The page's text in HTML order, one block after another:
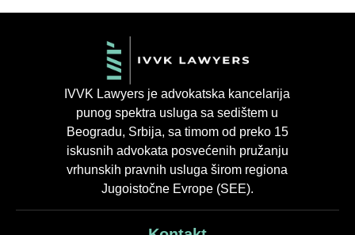
IVVK Lawyers je advokatska kancelarija
punog spektra usluga sa sedištem u
Beogradu, Srbija, sa timom od preko 15
iskusnih advokata posvećenih pružanju
vrhunskih pravnih usluga širom regiona
Jugoistočne Evrope (SEE).